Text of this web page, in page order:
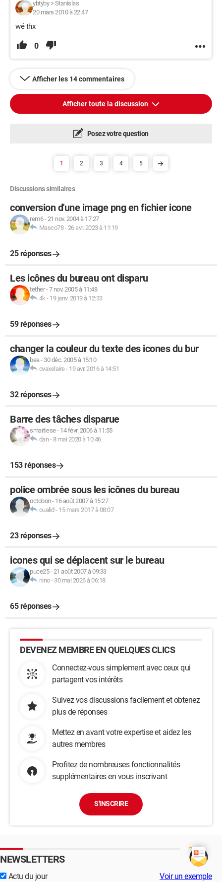
ybtyby> Stanislas
20 mars 2010 à 22:47
wé thx
0
Afficher les 14 commentaires
Afficher toute la discussion
Posez votre question
1 2 3 4 5
Discussions similaires
conversion d'une image png en fichier icone
rem6-21 nov. 2004 à 17:27
Masco78-26 avr. 2023 à 11:19
25 réponses
Les icônes du bureau ont disparu
tether-7 nov. 2005 à 11:48
4k - 19 janv. 2019 à 12:33
59 réponses
changer la couleur du texte des icones du bur
bea- 30 déc. 2005 à 15:10
ovaxelaire- 19 avr. 2016 à 14:51
32 réponses
Barre des tâches disparue
smartiese- 14 févr. 2006 à 11:55
dan- 8 mai 2020 à 10:46
153 réponses
police ombrée sous les icônes du bureau
octobon- 16 août 2007 à 15:27
oualid - 15 mars 2017 à 08:07
23 réponses
icones qui se déplacent sur le bureau
puce25-21 août 2007 à 09:33
nino- 30 mai 2026 à 06:18
65 réponses
DEVENEZ MEMBRE EN QUELQUES CLICS
Connectez-vous simplement avec ceux qui
partagent vos intérêts
Suivez vos discussions facilement et obtenez
plus de réponses
Mettez en avant votre expertise et aidez les
autres membres
Profitez de nombreuses fonctionnalités
supplémentaires en vous inscrivant
S'INSCRIRE
NEWSLETTERS
Actu du jour Voir un exemple